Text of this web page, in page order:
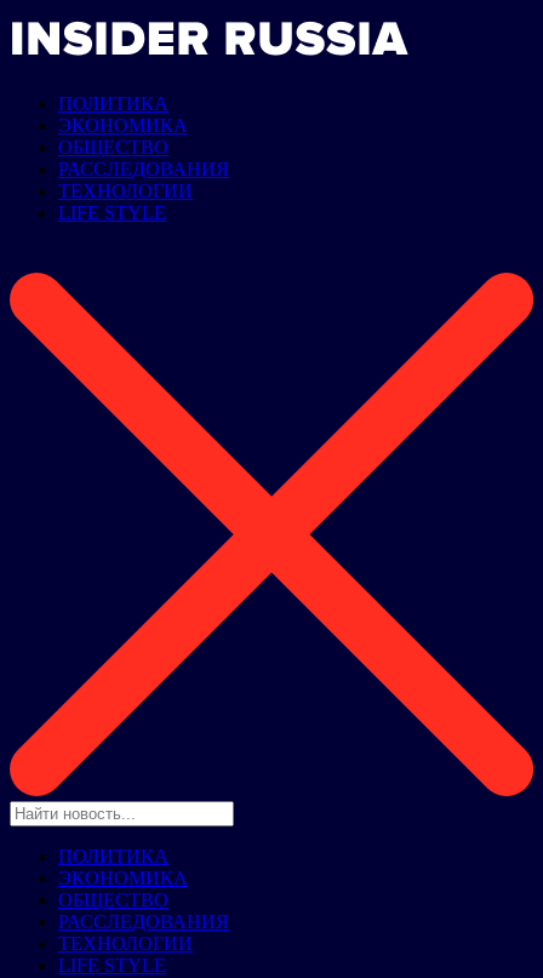
ПОЛИТИКА
ЭКОНОМИКА
ОБЩЕСТВО
РАССЛЕДОВАНИЯ
ТЕХНОЛОГИИ
LIFE STYLE
ПОЛИТИКА
ЭКОНОМИКА
ОБЩЕСТВО
РАССЛЕДОВАНИЯ
ТЕХНОЛОГИИ
LIFE STYLE